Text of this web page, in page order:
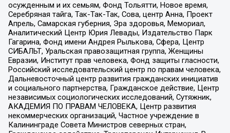
осужденным и их семьям, Фонд Тольятти, Новое время,
Серебряная тайга, Так-Так-Так, Сова, центр Анна, Проект
Апрель, Самарская губерния, Эра здоровья, Мемориал,
Аналитический Центр Юрия Левады, Издательство Парк
Гагарина, Фонд имени Андрея Рылькова, Сфера, Центр
СИБАЛЬТ, Уральская правозащитная группа, Женщины
Евразии, Институт прав человека, Фонд защиты гласности,
Российский исследовательский центр по правам человека,
Дальневосточный центр развития гражданских инициатив
и социального партнерства, Гражданское действие, Центр
независимых социологических исследований, Сутяжник,
АКАДЕМИЯ ПО ПРАВАМ ЧЕЛОВЕКА, Центр развития
некоммерческих организаций, Частное учреждение в
Калининграде Совета Министров северных стран,